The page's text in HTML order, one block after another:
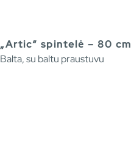
„Artic“ spintelė – 80 cm
Balta, su baltu praustuvu